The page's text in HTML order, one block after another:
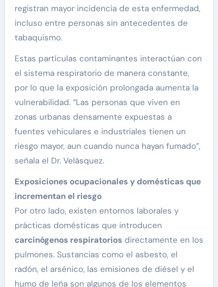
registran mayor incidencia de esta enfermedad,
incluso entre personas sin antecedentes de
tabaquismo.
Estas partículas contaminantes interactúan con
el sistema respiratorio de manera constante,
por lo que la exposición prolongada aumenta la
vulnerabilidad. “Las personas que viven en
zonas urbanas densamente expuestas a
fuentes vehiculares e industriales tienen un
riesgo mayor, aun cuando nunca hayan fumado”,
señala el Dr. Velásquez.
Exposiciones ocupacionales y domésticas que
incrementan el riesgo
Por otro lado, existen entornos laborales y
prácticas domésticas que introducen
carcinógenos respiratoriosdirectamente en los
pulmones. Sustancias como el asbesto, el
radón, el arsénico, las emisiones de diésel y el
humo de leña son algunos de los elementos